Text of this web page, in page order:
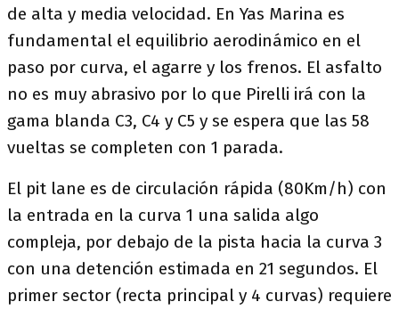
de alta y media velocidad. En Yas Marina es
fundamental el equilibrio aerodinámico en el
paso por curva, el agarre y los frenos. El asfalto
no es muy abrasivo por lo que Pirelli irá con la
gama blanda C3, C4 y C5 y se espera que las 58
vueltas se completen con 1 parada.
El pit lane es de circulación rápida (80Km/h) con
la entrada en la curva 1 una salida algo
compleja, por debajo de la pista hacia la curva 3
con una detención estimada en 21 segundos. El
primer sector (recta principal y 4 curvas) requiere